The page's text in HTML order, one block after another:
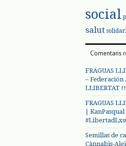
social
salut
Comentaris
FRAGUAS
–
LLIBERTAT
FRAGUAS
| KanPasqual
Semillas de
Cànnabis-